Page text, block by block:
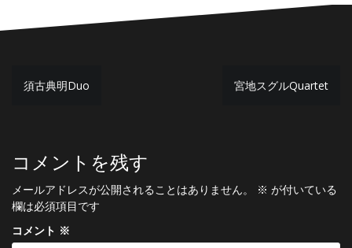
投
ビ
ゲ
ー
シ
須古典明Duo 宮地スグルQuartet
コメントを残す
メールアドレスが公開されることはありません。 ※ が付いている
欄は必須項目です
コメント ※